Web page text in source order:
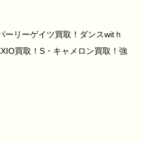
リーゲイツ買取！ダンスwitｈ
買取！S・キャメロン買取！強